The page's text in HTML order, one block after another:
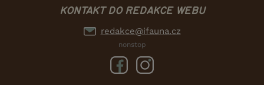
KONTAKT DO REDAKCE WEBU
redakce@ifauna.cz
nonstop